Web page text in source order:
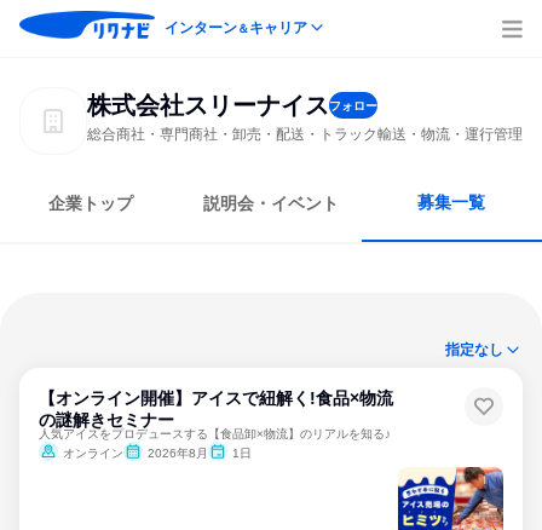
インターン＆キャリア
株式会社スリーナイスフォロー
総合商社・専門商社・卸売・配送・トラック輸送・物流・運行管理
企業トップ 説明会・イベント 募集一覧
指定なし
【オンライン開催】アイスで紐解く!食品×物流
の謎解きセミナー
人気アイスをプロデュースする【食品卸×物流】のリアルを知る♪
オンライン
2026年8月 1日